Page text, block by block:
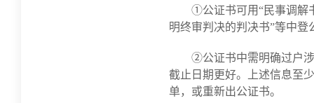
①公证书可用“民事调解
明终审判决的判决书”等中
②公证书中需明确过户
截止日期更好。上述信息至
单，或重新出公证书。